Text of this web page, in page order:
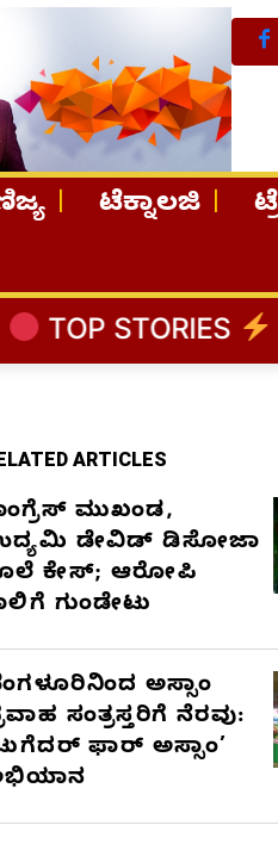
ಟೆಕ್ನಾಲಜಿ
ಕಾಂಗ್ರೆಸ್‌
ARTICLES
ಮುಖಂಡ,
ಡೇವಿಡ್‌ ಡಿಸೋಜಾ
ಕೇಸ್;‌ ಆರೋಪಿ
ಗುಂಡೇಟು
ಅಸ್ಸಾಂ
ಸಂತ್ರಸ್ತರಿಗೆ ನೆರವು:
ಫಾರ್ ಅಸ್ಸಾಂ’